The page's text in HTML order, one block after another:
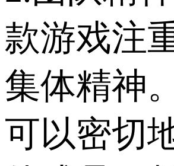
款游戏注
集体精神
可以密切